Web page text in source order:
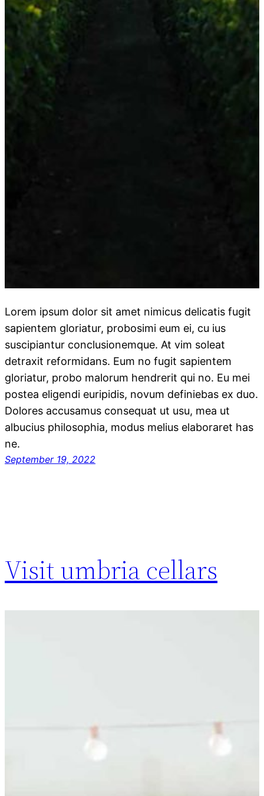
Lorem ipsum dolor sit amet nimicus delicatis fugit
sapientem gloriatur, probosimi eum ei, cu ius
suscipiantur conclusionemque. At vim soleat
detraxit reformidans. Eum no fugit sapientem
gloriatur, probo malorum hendrerit qui no. Eu mei
postea eligendi euripidis, novum definiebas ex duo.
Dolores accusamus consequat ut usu, mea ut
albucius philosophia, modus melius elaboraret has
ne.
September 19, 2022
Visit umbria cellars